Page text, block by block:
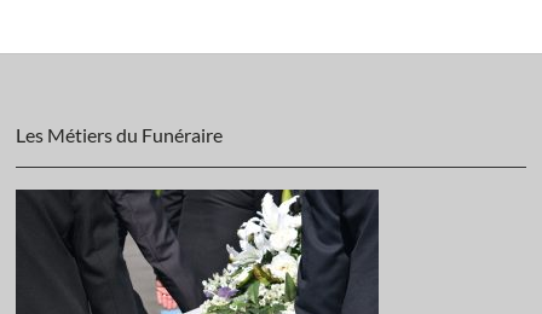
Les Métiers du Funéraire